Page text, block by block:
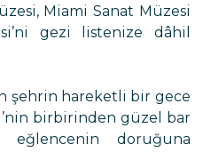
Miami Sanat Müzesi
gezi listenize dâhil
şehrin hareketli bir gece
birbirinden güzel bar
doruğuna